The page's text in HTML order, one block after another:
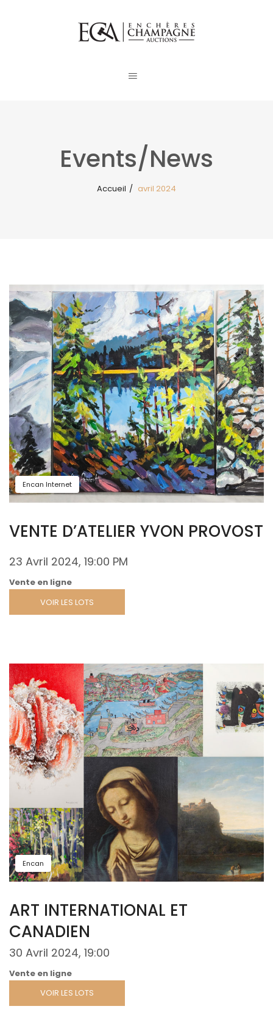
Events/News
Accueil / avril 2024
Encan Internet
VENTE D’ATELIER YVON PROVOST
23 Avril 2024, 19:00 PM
Vente en ligne
VOIR LES LOTS
Encan
ART INTERNATIONAL ET
CANADIEN
30 Avril 2024, 19:00
Vente en ligne
VOIR LES LOTS